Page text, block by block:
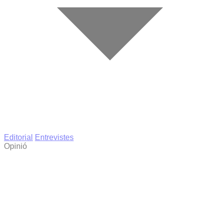
Editorial
Entrevistes
Opinió